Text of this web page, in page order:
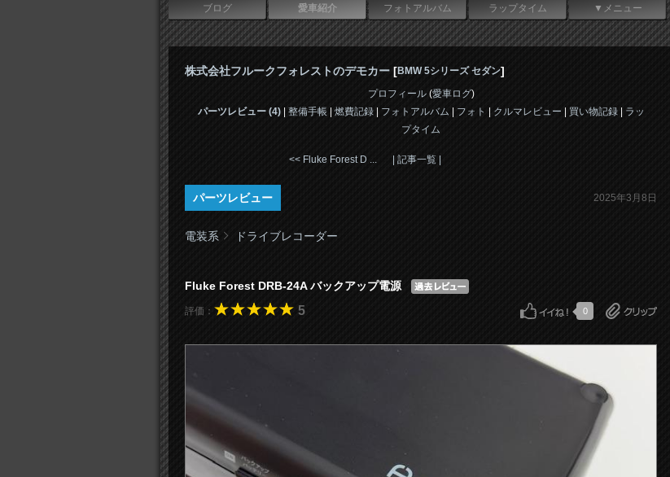
ブログ 愛車紹介 フォトアルバム ラップタイム ▼メニュー
株式会社フルークフォレストのデモカー [BMW 5シリーズ セダン]
プロフィール(愛車ログ)
パーツレビュー (4)| 整備手帳| 燃費記録| フォトアルバム フォト クルマレビュー 買い物記録|
ラッ
プタイム
<< Fluke Forest D ... | 記事一覧 |
パーツレビュー 2025年3月8日
電装系 ドライブレコーダー
Fluke Forest DRB-24A バックアップ電源
評価： 5 0